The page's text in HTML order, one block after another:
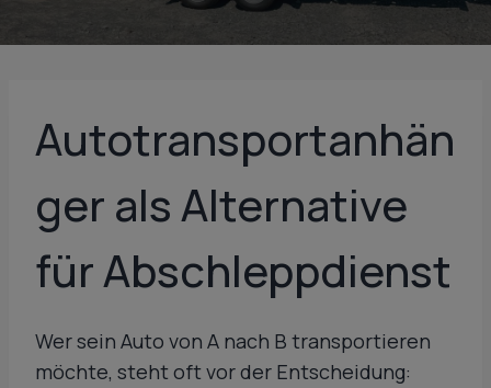
Autotransportanhän
ger als Alternative
für Abschleppdienst
Wer sein Auto von A nach B transportieren
möchte, steht oft vor der Entscheidung: